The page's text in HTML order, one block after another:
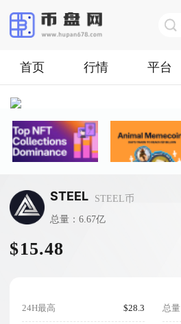
首页 行情 平台
STEEL
STEEL币
总量：6.67亿
$15.48
24H最高 $28.3 总量